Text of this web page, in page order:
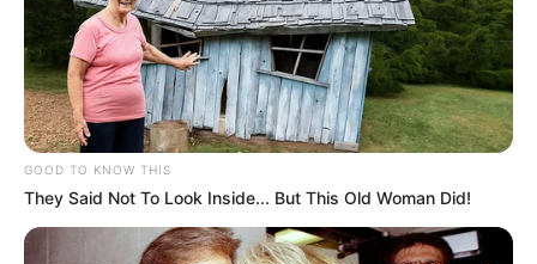
GOOD TO KNOW THIS
They Said Not To Look Inside... But This Old Woman Did!